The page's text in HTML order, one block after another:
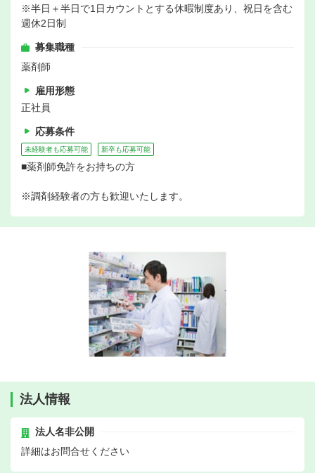
※半日＋半日で1日カウントとする休暇制度あり、祝日を含む
週休2日制
募集職種
薬剤師
雇用形態
正社員
応募条件
未経験者も応募可能 新卒も応募可能
■薬剤師免許をお持ちの方
※調剤経験者の方も歓迎いたします。
法人情報
法人名非公開
詳細はお問合せください